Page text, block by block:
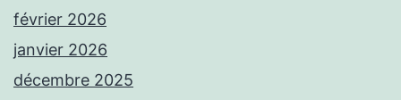
février 2026
janvier 2026
décembre 2025